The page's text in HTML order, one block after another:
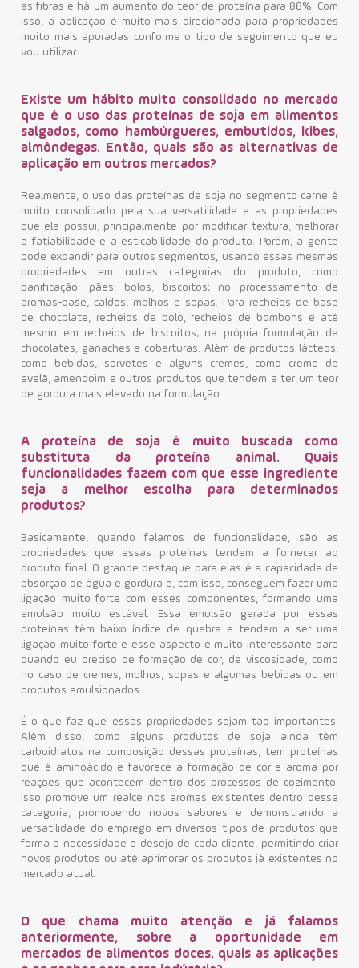
as fibras e há um aumento do teor de proteína para 88%. Com
isso, a aplicação é muito mais direcionada para propriedades
muito mais apuradas conforme o tipo de seguimento que eu
vou utilizar.
Existe um hábito muito consolidado no mercado
que é o uso das proteínas de soja em alimentos
salgados, como hambúrgueres, embutidos, kibes,
almôndegas. Então, quais são as alternativas de
aplicação em outros mercados?
Realmente, o uso das proteínas de soja no segmento carne é
muito consolidado pela sua versatilidade e as propriedades
que ela possui, principalmente por modificar textura, melhorar
a fatiabilidade e a esticabilidade do produto. Porém, a gente
pode expandir para outros segmentos, usando essas mesmas
propriedades em outras categorias do produto, como
panificação: pães, bolos, biscoitos; no processamento de
aromas-base, caldos, molhos e sopas. Para recheios de base
de chocolate, recheios de bolo, recheios de bombons e até
mesmo em recheios de biscoitos; na própria formulação de
chocolates, ganaches e coberturas. Além de produtos lácteos,
como bebidas, sorvetes e alguns cremes, como creme de
avelã, amendoim e outros produtos que tendem a ter um teor
de gordura mais elevado na formulação.
A proteína de soja é muito buscada como
substituta da proteína animal. Quais
funcionalidades fazem com que esse ingrediente
seja a melhor escolha para determinados
produtos?
Basicamente, quando falamos de funcionalidade, são as
propriedades que essas proteínas tendem a fornecer ao
produto final. O grande destaque para elas é a capacidade de
absorção de água e gordura e, com isso, conseguem fazer uma
ligação muito forte com esses componentes, formando uma
emulsão muito estável. Essa emulsão gerada por essas
proteínas têm baixo índice de quebra e tendem a ser uma
ligação muito forte e esse aspecto é muito interessante para
quando eu preciso de formação de cor, de viscosidade, como
no caso de cremes, molhos, sopas e algumas bebidas ou em
produtos emulsionados.
É o que faz que essas propriedades sejam tão importantes.
Além disso, como alguns produtos de soja ainda têm
carboidratos na composição dessas proteínas, tem proteínas
que é aminoácido e favorece a formação de cor e aroma por
reações que acontecem dentro dos processos de cozimento.
Isso promove um realce nos aromas existentes dentro dessa
categoria, promovendo novos sabores e demonstrando a
versatilidade do emprego em diversos tipos de produtos que
forma a necessidade e desejo de cada cliente, permitindo criar
novos produtos ou até aprimorar os produtos já existentes no
mercado atual.
O que chama muito atenção e já falamos
anteriormente, sobre a oportunidade em
mercados de alimentos doces, quais as aplicações